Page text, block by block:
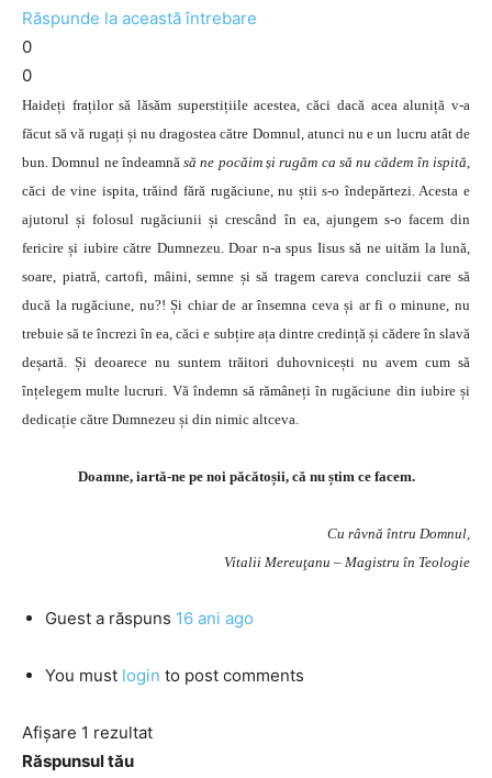
Răspunde la această întrebare
0
0
Haideți fraților să lăsăm superstițiile acestea, căci dacă acea aluniță v-a
făcut să vă rugați și nu dragostea către Domnul, atunci nu e un lucru atât de
bun. Domnul ne îndeamnăsă ne pocăim și rugăm ca să nu cădem în ispită,
căci de vine ispita, trăind fără rugăciune, nu știi s-o îndepărtezi. Acesta e
ajutorul și folosul rugăciunii și crescând în ea, ajungem s-o facem din
fericire și iubire către Dumnezeu. Doar n-a spus Iisus să ne uităm la lună,
soare, piatră, cartofi, mâini, semne și să tragem careva concluzii care să
ducă la rugăciune, nu?! Și chiar de ar însemna ceva și ar fi o minune, nu
trebuie să te încrezi în ea, căci e subțire ața dintre credință și cădere în slavă
deșartă. Și deoarece nu suntem trăitori duhovnicești nu avem cum să
înțelegem multe lucruri. Vă îndemn să rămâneți în rugăciune din iubire și
dedicație către Dumnezeu și din nimic altceva.
Doamne, iartă-ne pe noi păcătoșii, că nu știm ce facem.
Cu râvnă întru Domnul,
Vitalii Mereuţanu – Magistru în Teologie
Guest a răspuns 16 ani ago
You must login to post comments
Afișare 1 rezultat
Răspunsul tău